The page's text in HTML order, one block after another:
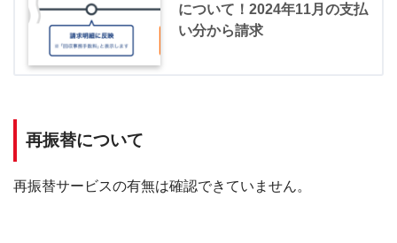
について！2024年11月の支払
い分から請求
再振替について
再振替サービスの有無は確認できていません。